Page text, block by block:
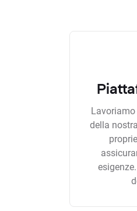
della